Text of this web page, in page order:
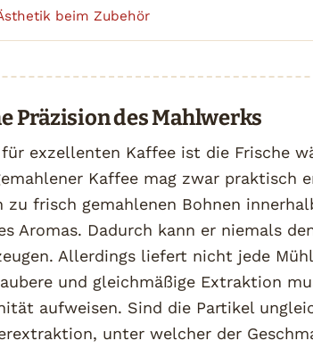
beim Zubehör
Präzision des Mahlwerks
exzellenten Kaffee ist die Frische
Kaffee mag zwar praktisch
zu frisch gemahlenen Bohnen
Aromas. Dadurch kann er niemals
Allerdings liefert nicht jede
und gleichmäßige Extraktion
aufweisen. Sind die Partikel
unter welcher der